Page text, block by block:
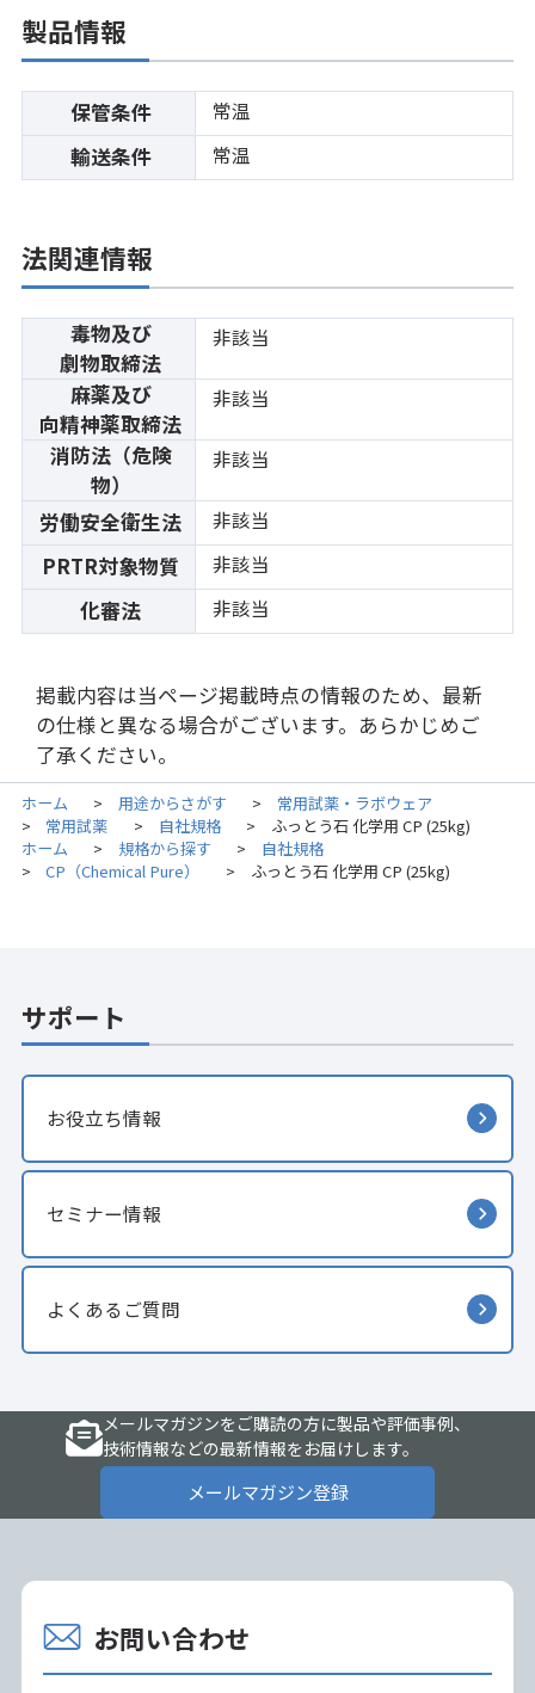
製品情報
保管条件 常温
輸送条件 常温
法関連情報
毒物及び
劇物取締法
非該当
麻薬及び
向精神薬取締法
非該当
消防法（危険
物）
非該当
労働安全衛生法 非該当
PRTR対象物質 非該当
化審法 非該当
掲載内容は当ページ掲載時点の情報のため、最新
の仕様と異なる場合がございます。あらかじめご
了承ください。
ホーム > 用途からさがす > 常用試薬・ラボウェア
> 常用試薬 > 自社規格 >
ふっとう石 化学用 CP (25kg)
ホーム
> 規格から探す > 自社規格
> CP（Chemical Pure） > ふっとう石 化学用 CP (25kg)
サポート
お役立ち情報
セミナー情報
よくあるご質問
メールマガジンをご購読の方に製品や評価事例、
技術情報などの最新情報をお届けします。
メールマガジン登録
お問い合わせ